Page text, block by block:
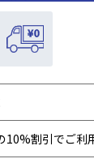
割引でご利